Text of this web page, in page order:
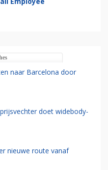
naar Barcelona door
doet widebody-
nieuwe route vanaf